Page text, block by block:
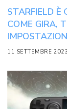
STARFIELD È
COME GIRA,
11 SETTEMBRE 2023